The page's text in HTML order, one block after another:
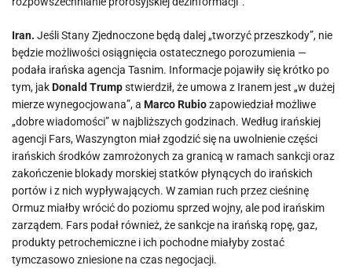
Iran. Jeśli Stany Zjednoczone będą dalej „tworzyć przeszkody”, nie
będzie możliwości osiągnięcia ostatecznego porozumienia —
podała irańska agencja Tasnim. Informacje pojawiły się krótko po
tym, jakDonald Trumpstwierdził, że umowa z Iranem jest „w dużej
mierze wynegocjowana”, a Marco Rubiozapowiedział możliwe
„dobre wiadomości” w najbliższych godzinach. Według irańskiej
agencji Fars, Waszyngton miał zgodzić się na uwolnienie części
irańskich środków zamrożonych za granicą w ramach sankcji oraz
zakończenie blokady morskiej statków płynących do irańskich
portów i z nich wypływających. W zamian ruch przez cieśninę
Ormuz miałby wrócić do poziomu sprzed wojny, ale pod irańskim
zarządem. Fars podał również, że sankcje na irańską ropę, gaz,
produkty petrochemiczne i ich pochodne miałyby zostać
tymczasowo zniesione na czas negocjacji.